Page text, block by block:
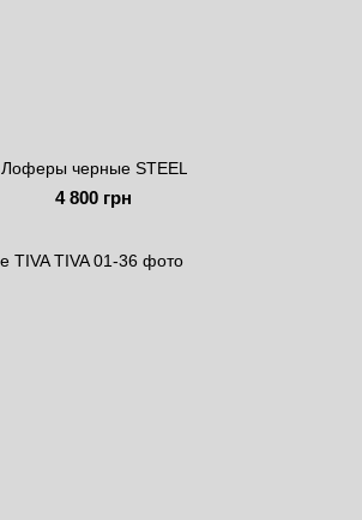
Лоферы черные STEEL
4 800 грн